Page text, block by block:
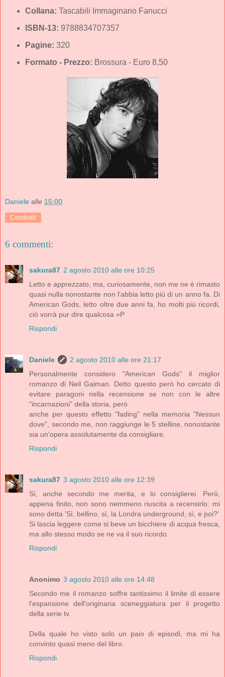
Collana: Tascabili Immaginario Fanucci
ISBN-13: 9788834707357
Pagine: 320
Formato - Prezzo: Brossura - Euro 8,50
Daniele alle 15:00
Condividi
6 commenti:
sakura87 2 agosto 2010 alle ore 10:25
Letto e apprezzato, ma, curiosamente, non me ne è rimasto
quasi nulla nonostante non l'abbia letto più di un anno fa. Di
American Gods, letto oltre due anni fa, ho molti più ricordi,
ciò vorrà pur dire qualcosa =P
Rispondi
Daniele
2 agosto 2010 alle ore 21:17
Personalmente considero "American Gods" il miglior
romanzo di Neil Gaiman. Detto questo però ho cercato di
evitare paragoni nella recensione se non con le altre
"incarnazioni" della storia, però
anche per questo effetto "fading" nella memoria "Nessun
dove", secondo me, non raggiunge le 5 stelline, nonostante
sia un'opera assolutamente da consigliare.
Rispondi
sakura87 3 agosto 2010 alle ore 12:39
Sì, anche secondo me merita, e lo consiglierei. Però,
appena finito, non sono nemmeno riuscita a recensirlo: mi
sono detta 'Sì, bellino, sì, la Londra underground, sì, e poi?'
Si lascia leggere come si beve un bicchiere di acqua fresca,
ma allo stesso modo se ne va il suo ricordo.
Rispondi
Anonimo 3 agosto 2010 alle ore 14:48
Secondo me il romanzo soffre tantissimo il limite di essere
l'espansione dell'originaria sceneggiatura per il progetto
della serie tv.
Della quale ho visto solo un paio di episodi, ma mi ha
convinto quasi meno del libro.
Rispondi